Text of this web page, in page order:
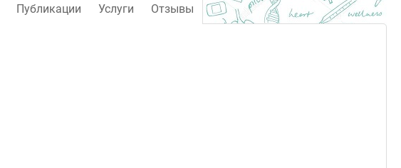
Публикации Услуги Отзывы